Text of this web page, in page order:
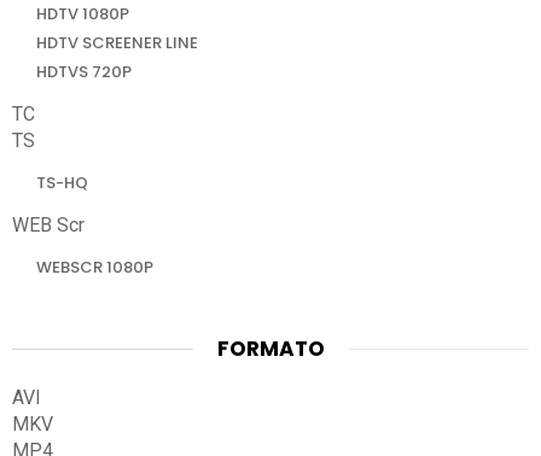
HDTV 1080P
HDTV SCREENER LINE
HDTVS 720P
TC
TS
TS-HQ
WEB Scr
WEBSCR 1080P
FORMATO
AVI
MKV
MP4